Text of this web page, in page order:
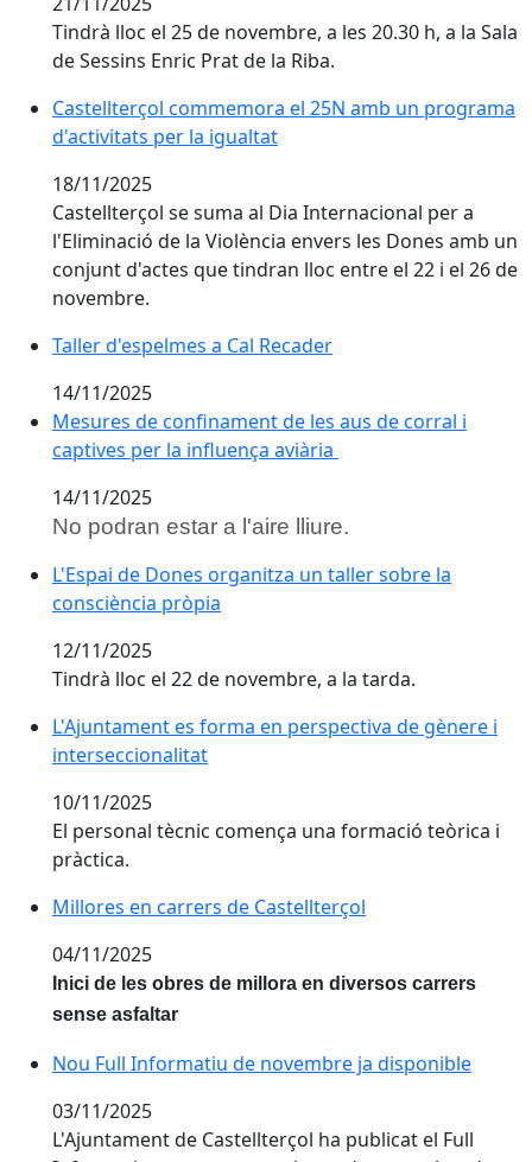
Tindrà lloc el 25 de novembre, a les 20.30 h, a la Sala
de Sessins Enric Prat de la Riba.
Castellterçol commemora el 25N amb un programa
Castellterçol commemora el 25N amb un programa
d'activitats per la igualtat
18/11/2025
Castellterçol se suma al Dia Internacional per a
l'Eliminació de la Violència envers les Dones amb un
conjunt d'actes que tindran lloc entre el 22 i el 26 de
novembre.
Taller d'espelmes a Cal Recader
Taller d'espelmes a Cal Recader
14/11/2025
Mesures de confinament de les aus de corral i
Mesures de confinament de les aus de corral i
captives per la influença aviària
14/11/2025
No podran estar a l'aire lliure.
L'Espai de Dones organitza un taller sobre la
L'Espai de Dones organitza un taller sobre la
consciència pròpia
12/11/2025
Tindrà lloc el 22 de novembre, a la tarda.
L'Ajuntament es forma en perspectiva de gènere i
L'Ajuntament es forma en perspectiva de gènere i
interseccionalitat
10/11/2025
El personal tècnic comença una formació teòrica i
pràctica.
Millores en carrers de Castellterçol
Millores en carrers de Castellterçol
04/11/2025
Inici de les obres de millora en diversos carrers
sense asfaltar
Nou Full Informatiu de novembre ja disponible
Nou Full Informatiu de novembre ja disponible
03/11/2025
L'Ajuntament de Castellterçol ha publicat el Full